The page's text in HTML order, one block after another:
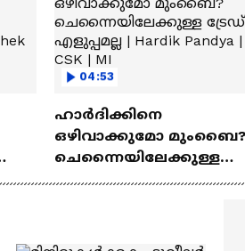
04:53
ഹാർദിക്കിനെ
ഒഴിവാക്കുമോ മുംബൈ?
ചെന്നൈയിലേക്കുള്ള
ട്രേഡ് എളുപ്പമല്ല | Hardik